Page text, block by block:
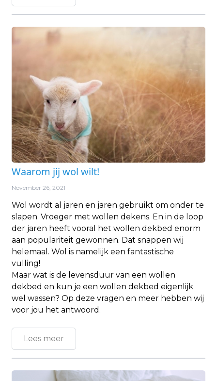
Waarom jij wol wilt!
November 26, 2021
Wol wordt al jaren en jaren gebruikt om onder te
slapen. Vroeger met wollen dekens. En in de loop
der jaren heeft vooral het wollen dekbed enorm
aan populariteit gewonnen. Dat snappen wij
helemaal. Wol is namelijk een fantastische
vulling!
Maar wat is de levensduur van een wollen
dekbed en kun je een wollen dekbed eigenlijk
wel wassen? Op deze vragen en meer hebben wij
voor jou het antwoord.
Lees meer